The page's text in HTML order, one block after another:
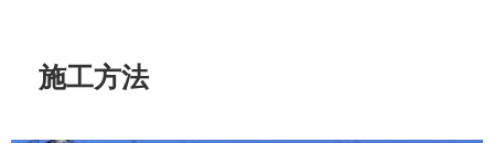
施工方法